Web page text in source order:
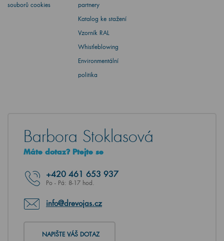
souborů cookies
partnery
Katalog ke stažení
Vzorník RAL
Whistleblowing
Environmentální
politika
Barbora Stoklasová
Máte dotaz? Ptejte se
+420 461 653 937
Po - Pá: 8-17 hod.
info@drevojas.cz
NAPIŠTE VÁŠ DOTAZ